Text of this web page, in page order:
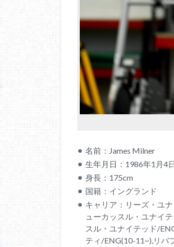
名前：James Milner
生年月日：1986年1月4
身長：175cm
国籍：イングランド
キャリア：リーズ・ユ
ューカッスル・ユナイ
スル・ユナイテッド/
ティ/ENG(10-11~),リバ